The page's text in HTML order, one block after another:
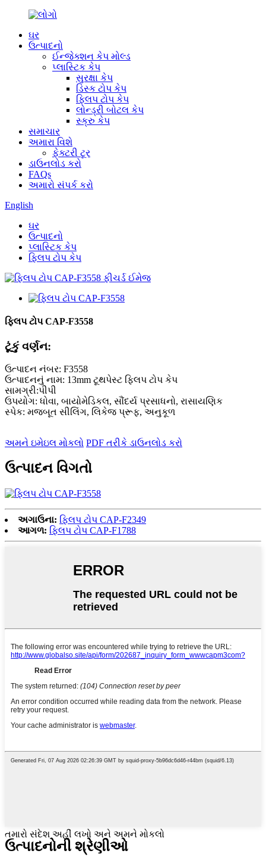
ઘર
ઉત્પાદનો
ઈન્જેક્શન કેપ મોલ્ડ
પ્લાસ્ટિક કેપ
સુરક્ષા કેપ
ડિસ્ક ટોપ કેપ
ફ્લિપ ટોપ કેપ
લોન્ડ્રી બોટલ કેપ
સ્ક્રુ કેપ
સમાચાર
અમારા વિશે
ફેક્ટરી ટૂર
ડાઉનલોડ કરો
FAQs
અમારો સંપર્ક કરો
English
ઘર
ઉત્પાદનો
પ્લાસ્ટિક કેપ
ફ્લિપ ટોપ કેપ
ફ્લિપ ટોપ CAP-F3558
ટૂંકું વર્ણન:
ઉત્પાદન નંબર: F3558
ઉત્પાદનનું નામ: 13mm ટૂથપેસ્ટ ફ્લિપ ટોપ કેપ
સામગ્રી:પીપી
ઉપયોગ: ધોવા, બાયોમેડિકલ, સૌંદર્ય પ્રસાધનો, રાસાયણિક
સ્પેક: મજબૂત સીલિંગ, લિકેજ પ્રૂફ, અનુકૂળ
અમને ઇમેઇલ મોકલો PDF તરીકે ડાઉનલોડ કરો
ઉત્પાદન વિગતો
અગાઉના: ફ્લિપ ટોપ CAP-F2349
આગળ: ફ્લિપ ટોપ CAP-F1788
તમારો સંદેશ અહીં લખો અને અમને મોકલો
ઉત્પાદનોની શ્રેણીઓ